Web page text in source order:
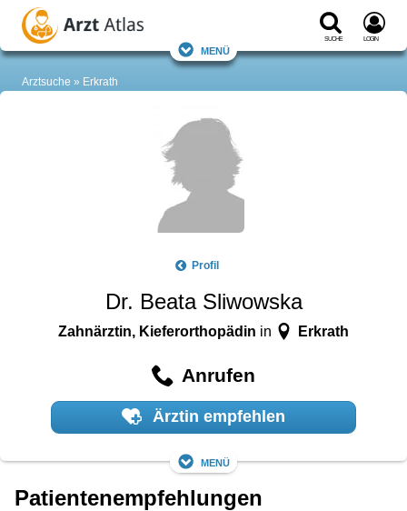
Suche Login
Menü
Arztsuche Erkrath
Profil
Dr. Beata Sliwowska
Zahnärztin, Kieferorthopädin in Erkrath
Anrufen
Ärztin empfehlen
Menü
Patientenempfehlungen